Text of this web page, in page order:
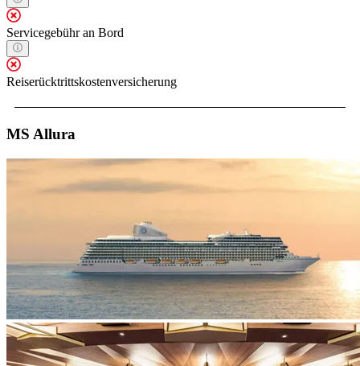
Servicegebühr an Bord
Reiserücktrittskostenversicherung
MS Allura